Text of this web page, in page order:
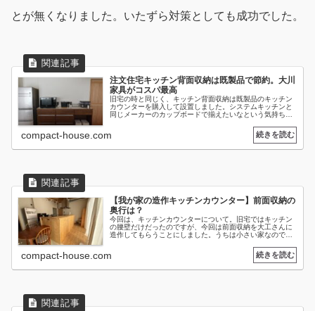
とが無くなりました。いたずら対策としても成功でした。
注文住宅キッチン背面収納は既製品で節約。大川
家具がコスパ最高
旧宅の時と同じく、キッチン背面収納は既製品のキッチン
カウンターを購入して設置しました。システムキッチンと
同じメーカーのカップボードで揃えたいなという気持ちは
compact-house.com
【我が家の造作キッチンカウンター】前面収納の
奥行は？
今回は、キッチンカウンターについて。旧宅ではキッチン
の腰壁だけだったのですが、今回は前面収納を大工さんに
造作してもらうことにしました。うちは小さい家なので、
compact-house.com